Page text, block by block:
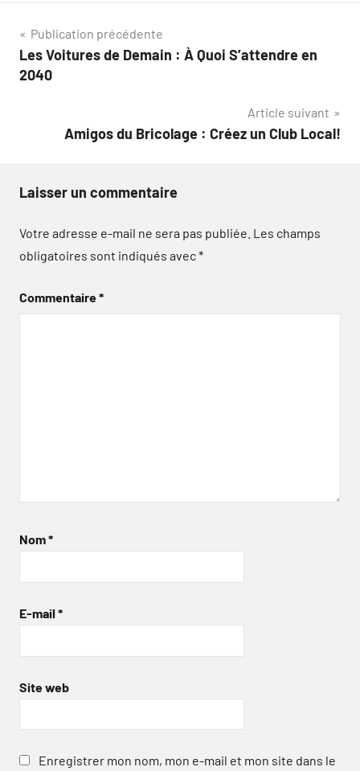
Navigation
de
Publication précédente
Les Voitures de Demain : À Quoi S’attendre en
2040
Article suivant
Amigos du Bricolage : Créez un Club Local!
Laisser un commentaire
Votre adresse e-mail ne sera pas publiée. Les champs
obligatoires sont indiqués avec*
Commentaire*
Nom*
E-mail *
Site web
Enregistrer mon nom, mon e-mail et mon site dans le